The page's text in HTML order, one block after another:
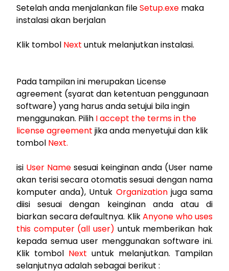
Setelah anda menjalankan fileSetup.exe maka
instalasi akan berjalan
Klik tombol Next untuk melanjutkan instalasi.
Pada tampilan ini merupakan License
agreement (syarat dan ketentuan penggunaan
software) yang harus anda setujui bila ingin
menggunakan. Pilih I accept the terms in the
license agreement jika anda menyetujui dan klik
tombol Next.
isi User Name sesuai keinginan anda (User name
akan terisi secara otomatis sesuai dengan nama
komputer anda), Untuk Organizationjuga sama
diisi sesuai dengan keinginan anda atau di
biarkan secara defaultnya. KlikAnyone who uses
this computer (all user) untuk memberikan hak
kepada semua user menggunakan software ini.
Klik tombol Next untuk melanjutkan. Tampilan
selanjutnya adalah sebagai berikut :